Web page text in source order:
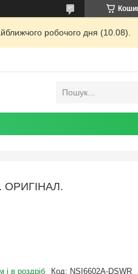
робочого дня (10.08).
ОРИГІНАЛ.
і в роздріб Код: NSI6602A-DSWR